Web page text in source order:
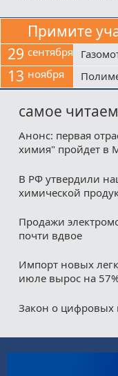
Примите
29 сентября
13 ноября
самое
Анонс: первая
химия" пройдет в
В РФ утвердили
химической
Продажи
почти вдвое
Импорт новых
июле вырос на
Закон о цифровых